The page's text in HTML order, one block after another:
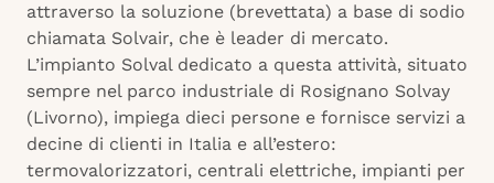
attraverso la soluzione (brevettata) a base di sodio
chiamata Solvair, che è leader di mercato.
L’impianto Solval dedicato a questa attività, situato
sempre nel parco industriale di Rosignano Solvay
(Livorno), impiega dieci persone e fornisce servizi a
decine di clienti in Italia e all’estero:
termovalorizzatori, centrali elettriche, impianti per